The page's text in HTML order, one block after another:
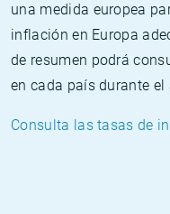
una medida europea
inflación en Europa
de resumen podrá
en cada país durante el
Consulta las tasas de